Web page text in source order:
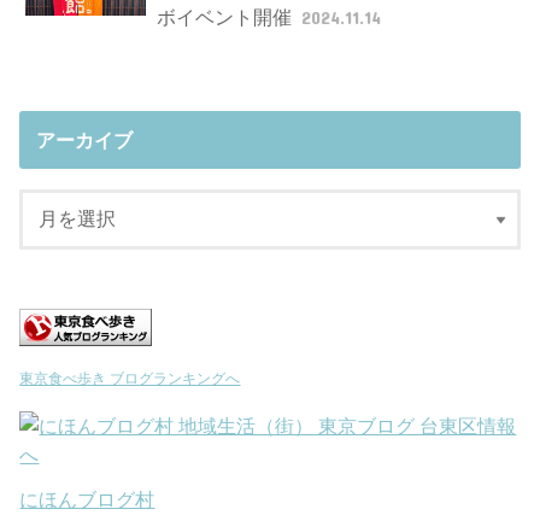
ボイベント開催 2024.11.14
アーカイブ
東京食べ歩き ブログランキングへ
にほんブログ村